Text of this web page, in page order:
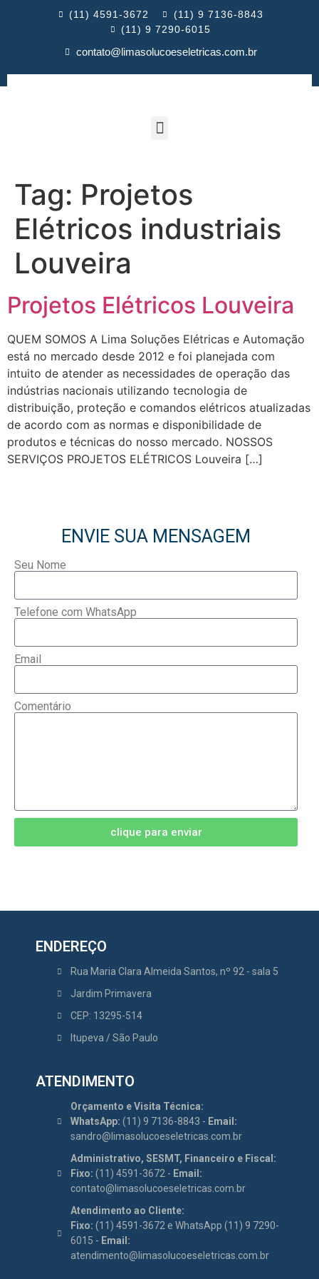
(11) 4591-3672
(11) 9 7136-8843
(11) 9 7290-6015
contato@limasolucoeseletricas.com.br
Tag: Projetos
Elétricos industriais
Louveira
Projetos Elétricos Louveira
QUEM SOMOS A Lima Soluções Elétricas e Automação
está no mercado desde 2012 e foi planejada com
intuito de atender as necessidades de operação das
indústrias nacionais utilizando tecnologia de
distribuição, proteção e comandos elétricos atualizadas
de acordo com as normas e disponibilidade de
produtos e técnicas do nosso mercado. NOSSOS
SERVIÇOS PROJETOS ELÉTRICOS Louveira […]
ENVIE SUA MENSAGEM
Seu Nome
Telefone com WhatsApp
Email
Comentário
clique para enviar
ENDEREÇO
Rua Maria Clara Almeida Santos, nº 92 - sala 5
Jardim Primavera
CEP: 13295-514
Itupeva / São Paulo
ATENDIMENTO
Orçamento e Visita Técnica:
WhatsApp: (11) 9 7136-8843 - Email:
sandro@limasolucoeseletricas.com.br
Administrativo, SESMT, Financeiro e Fiscal:
Fixo: (11) 4591-3672 - Email:
contato@limasolucoeseletricas.com.br
Atendimento ao Cliente:
Fixo: (11) 4591-3672 e WhatsApp (11) 9 7290-
6015 - Email:
atendimento@limasolucoeseletricas.com.br